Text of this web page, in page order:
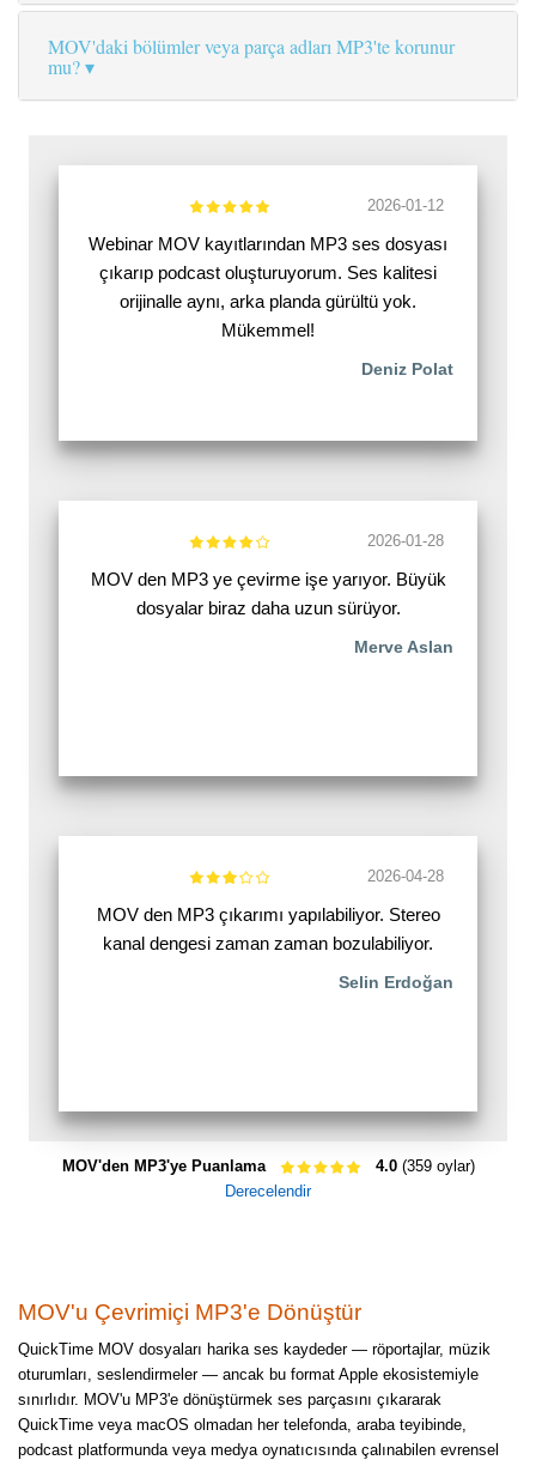
MOV'daki bölümler veya parça adları MP3'te korunur
mu?
2026-01-12
Webinar MOV kayıtlarından MP3 ses dosyası
çıkarıp podcast oluşturuyorum. Ses kalitesi
orijinalle aynı, arka planda gürültü yok.
Mükemmel!
Deniz Polat
2026-01-28
MOV den MP3 ye çevirme işe yarıyor. Büyük
dosyalar biraz daha uzun sürüyor.
Merve Aslan
2026-04-28
MOV den MP3 çıkarımı yapılabiliyor. Stereo
kanal dengesi zaman zaman bozulabiliyor.
Selin Erdoğan
MOV'den MP3'ye Puanlama 4.0(359 oylar)
Derecelendir
MOV'u Çevrimiçi MP3'e Dönüştür
QuickTime MOV dosyaları harika ses kaydeder — röportajlar, müzik
oturumları, seslendirmeler — ancak bu format Apple ekosistemiyle
sınırlıdır. MOV'u MP3'e dönüştürmek ses parçasını çıkararak
QuickTime veya macOS olmadan her telefonda, araba teyibinde,
podcast platformunda veya medya oynatıcısında çalınabilen evrensel